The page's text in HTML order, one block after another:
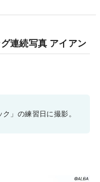
連続写真 アイアン
」の練習日に撮影。